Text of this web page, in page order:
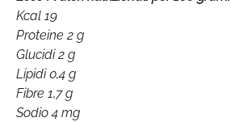
Kcal 19
Proteine 2 g
Glucidi 2 g
Lipidi 0,4 g
Fibre 1,7 g
Sodio 4 mg